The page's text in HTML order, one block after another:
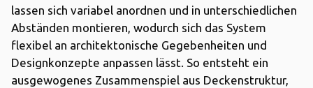
lassen sich variabel anordnen und in unterschiedlichen
Abständen montieren, wodurch sich das System
flexibel an architektonische Gegebenheiten und
Designkonzepte anpassen lässt. So entsteht ein
ausgewogenes Zusammenspiel aus Deckenstruktur,